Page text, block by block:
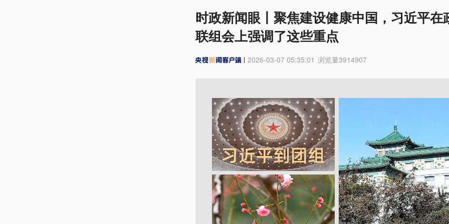
时政新闻眼丨聚焦建设健康中国，习近平在
联组会上强调了这些重点
2026-03-07 05:35:01 浏览量3914907